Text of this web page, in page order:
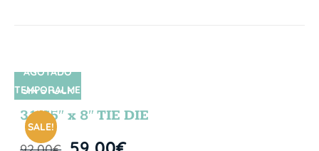
SIN STOCK
SALE!
AGOTADO
TEMPORALME
NTE
31.75″ x 8″ TIE DIE